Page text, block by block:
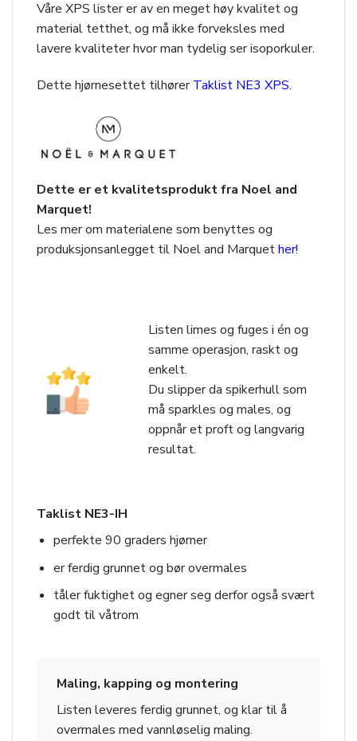
Våre XPS lister er av en meget høy kvalitet og
material tetthet, og må ikke forveksles med
lavere kvaliteter hvor man tydelig ser isoporkuler.
Dette hjørnesettet tilhørerTaklist NE3 XPS.
Dette er et kvalitetsprodukt fra Noel and
Marquet!
Les mer om materialene som benyttes og
produksjonsanlegget til Noel and Marquether!
Listen limes og fuges i én og
samme operasjon, raskt og
enkelt.
Du slipper da spikerhull som
må sparkles og males, og
oppnår et proft og langvarig
resultat.
Taklist NE3-IH
perfekte 90 graders hjørner
er ferdig grunnet og bør overmales
tåler fuktighet og egner seg derfor også svært
godt til våtrom
Maling, kapping og montering
Listen leveres ferdig grunnet, og klar til å
overmales med vannløselig maling.